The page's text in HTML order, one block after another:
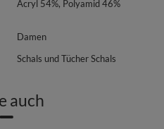
Acryl 54%, Polyamid 46%
Damen
Schals und Tücher Schals
auch